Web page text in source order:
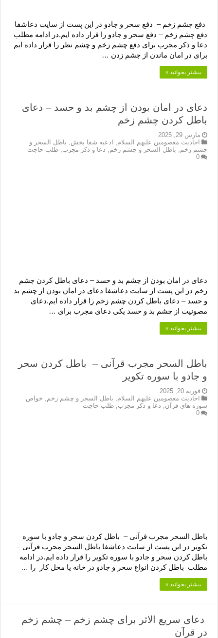
دفع چشم زخم – دفع سحر و جادو در این پست از سایت دعاشفا
دفع چشم زخم – دفع سحر و جادو را قرار داده ایم.در ادامه مطلب
دعا و ذکر مجرب برای دفع چشم زخم و چشم نظر را قرار داده ایم
برای در امان ماندن از چشم زدن …
بیشتر بخوانید »
دعای در امان بودن از چشم بد و حسد – دعای
باطل کردن چشم زخم
مارس 29, 2025
احادیث معصومین علیهم السلام, ادعیه شفا بخش, باطل السحر و
چشم زخم, باطل السحر و چشم زخم, دعا و ذکر مجرب,طلب حاجت
0
دعای در امان بودن از چشم بد و حسد – دعای باطل کردن چشم
زخم در این پست از سایت دعاشفا دعای در امان بودن از چشم بد
و حسد – دعای باطل کردن چشم زخم را قرار داده ایم.دعای
مصونیت از چشم بد و حسد یکی دعای مجرب برای …
بیشتر بخوانید »
باطل السحر مجرب قرآنی – باطل کردن سحر
و جادو با سوره تکویر
فوریه 20, 2025
احادیث معصومین علیهم السلام, باطل السحر و چشم زخم, خواص
سوره های قرآن, دعا و ذکر مجرب,طلب حاجت
0
باطل السحر مجرب قرآنی – باطل کردن سحر و جادو با سوره
تکویر در این پست از سایت دعاشفا باطل السحر مجرب قرآنی –
باطل کردن سحر و جادو با سوره تکویر را قرار داده ایم.در ادامه
مطلب باطل کردن انواع سحر و جادو در خانه یا محل کار را …
بیشتر بخوانید »
دعای سریع الاثر برای چشم زخم – چشم زخم
در قرآن